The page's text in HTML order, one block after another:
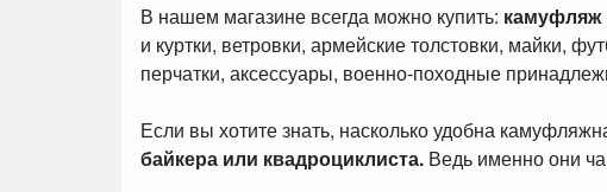
В нашем магазине всегда можно купить: камуфляж
и куртки, ветровки, армейские толстовки, майки,
перчатки, аксессуары, военно-походные
Если вы хотите знать, насколько удобна
байкера или квадроциклиста. Ведь именно они